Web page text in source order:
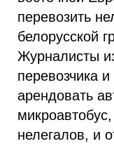
перевозить
белорусской
Журналисты
перевозчика
арендовать
нелегалов, и